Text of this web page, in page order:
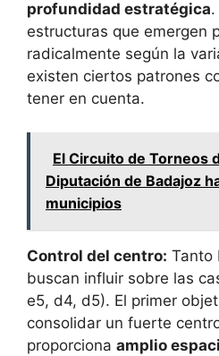
profundidad estratégica
estructuras que emergen
radicalmente según la
existen ciertos patrones
tener en cuenta.
El Circuito de Torneos
Diputación de Badajoz
municipios
Control del centro: Tanto
buscan influir sobre las
e5, d4, d5). El primer
consolidar un fuerte
proporciona amplio